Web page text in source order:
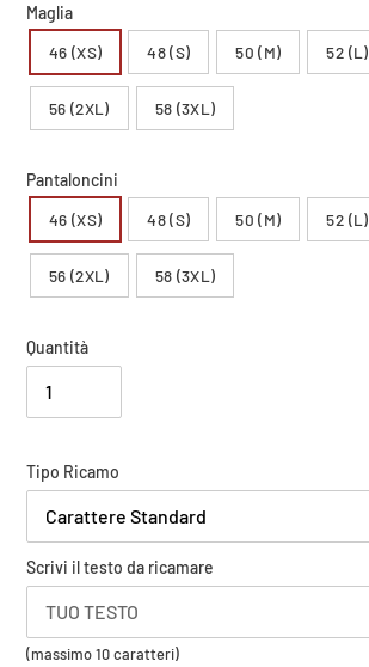
Maglia
46 (XS)
48 (S) 50 (M) 52 (L)
56 (2XL) 58 (3XL)
Pantaloncini
46 (XS)
48 (S) 50 (M) 52 (L)
56 (2XL) 58 (3XL)
Quantità
Tipo Ricamo
Scrivi il testo da ricamare
(massimo 10 caratteri)
Carica
il
tuo
logo
(massimo
8